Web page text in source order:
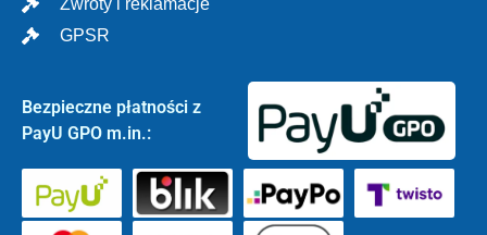
Zwroty i reklamacje
GPSR
Bezpieczne płatności z
PayU GPO m.in.: